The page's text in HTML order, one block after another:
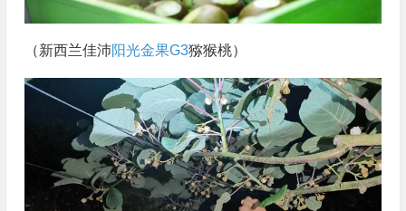
（新西兰佳沛阳光金果G3猕猴桃）